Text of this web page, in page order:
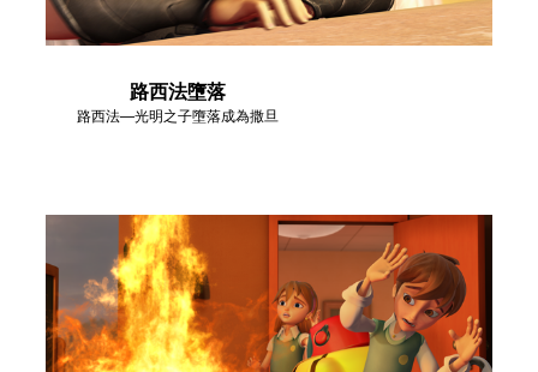
路西法墮落
路西法—光明之子墮落成為撒旦